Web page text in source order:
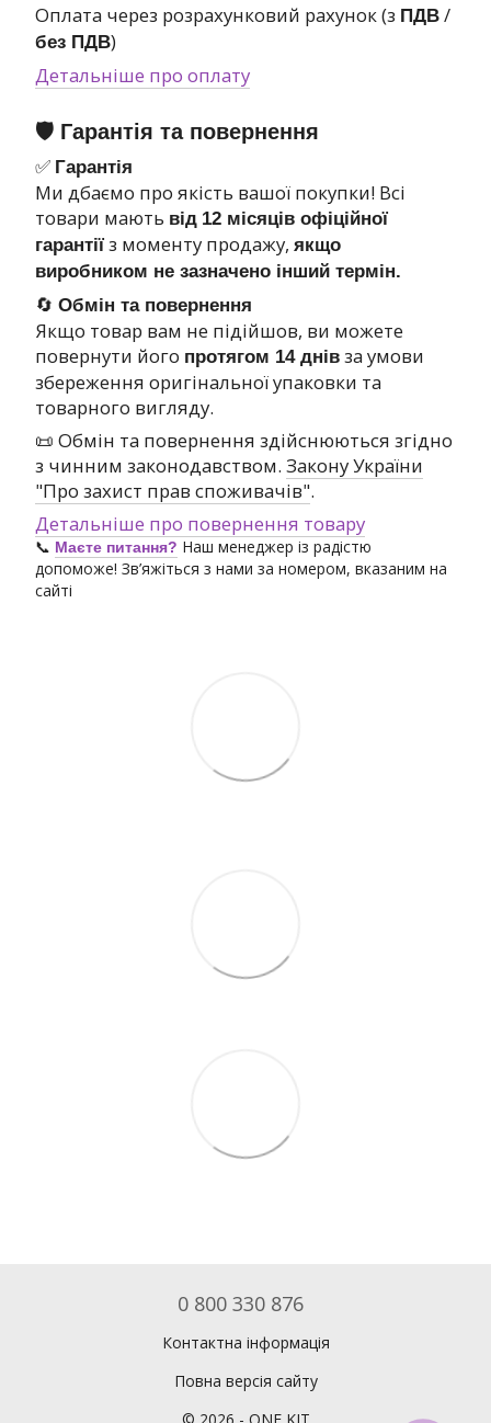
Оплата через розрахунковий рахунок (з ПДВ /
без ПДВ)
Детальніше про оплату
🛡 Гарантія та повернення
✅ Гарантія
Ми дбаємо про якість вашої покупки! Всі
товари мають від 12 місяців офіційної
гарантії з моменту продажу, якщо
виробником не зазначено інший термін.
🔄 Обмін та повернення
Якщо товар вам не підійшов, ви можете
повернути його протягом 14 днів за умови
збереження оригінальної упаковки та
товарного вигляду.
📜 Обмін та повернення здійснюються згідно
з чинним законодавством. Закону України
"Про захист прав споживачів".
Детальніше про повернення товару
📞 Маєте питання? Наш менеджер із радістю
допоможе! Зв’яжіться з нами за номером, вказаним на
сайті
0 800 330 876
Контактна інформація
Повна версія сайту